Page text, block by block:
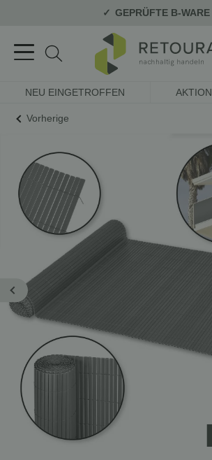
GEPRÜFTE B-WARE
NEU EINGETROFFEN AKTION
Vorherige